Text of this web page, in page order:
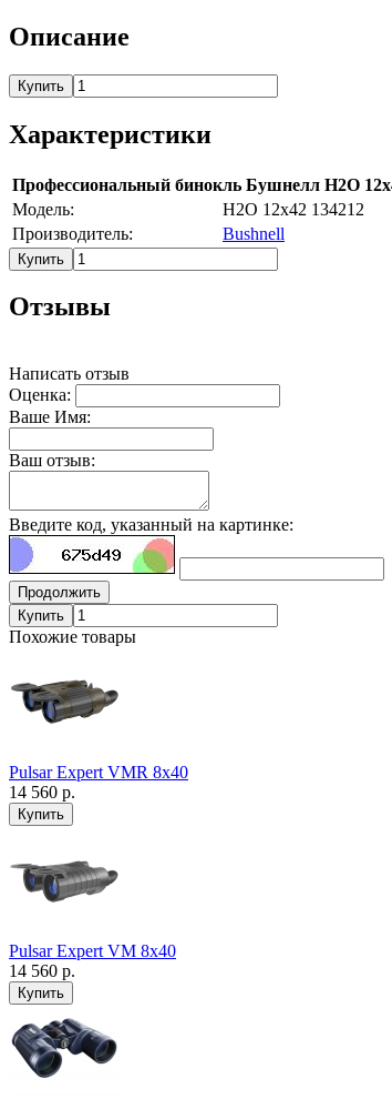
Описание
Купить
Характеристики
Профессиональный бинокль Бушнелл Н2О
Модель:
H2O 12x42 134212
Производитель:
Bushnell
Купить
Отзывы
Написать отзыв
Оценка:
Ваше Имя:
Ваш отзыв:
Введите код, указанный на картинке:
Продолжить
Купить
Похожие товары
Pulsar Expert VMR 8x40
14 560 р.
Pulsar Expert VM 8x40
14 560 р.